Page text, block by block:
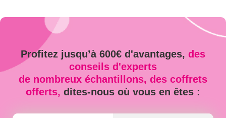
Profitez jusqu’à 600€ d'avantages, des
conseils d'experts
de nombreux échantillons, des coffrets
offerts, dites-nous où vous en êtes :